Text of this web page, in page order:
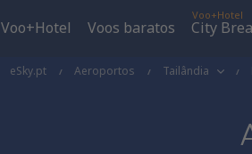
Voo+Hotel Voos baratos
Voo+Hotel
City
eSky.pt Aeroportos Tailândia